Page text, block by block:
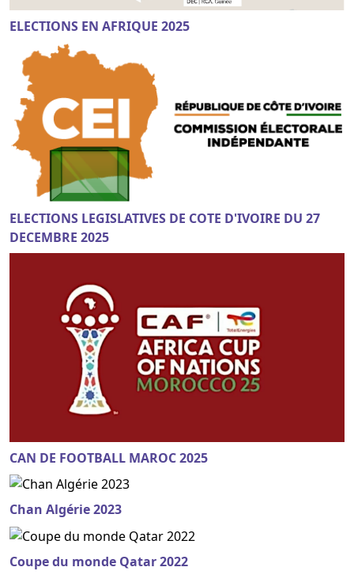
ELECTIONS EN AFRIQUE 2025
ELECTIONS LEGISLATIVES DE COTE D'IVOIRE DU 27
DECEMBRE 2025
CAN DE FOOTBALL MAROC 2025
Chan Algérie 2023
Coupe du monde Qatar 2022